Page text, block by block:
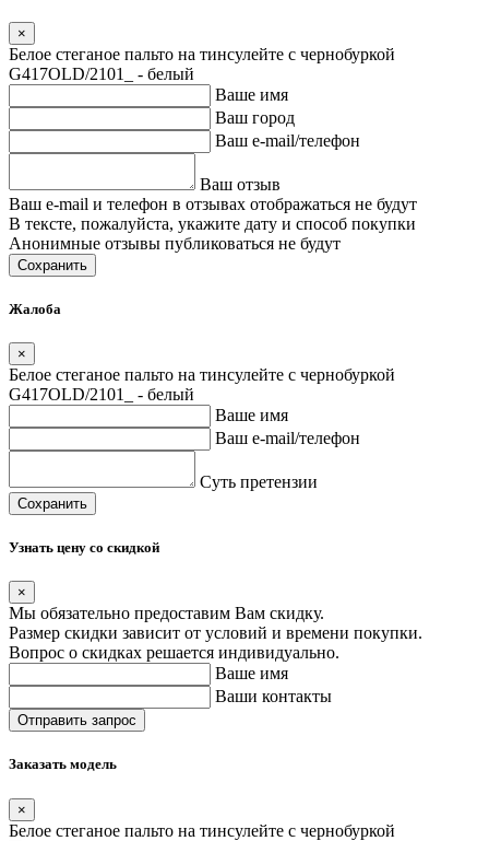
×
Белое стеганое пальто на тинсулейте с чернобуркой
G417OLD/2101_ - белый
Ваше имя
Ваш город
Ваш e-mail/телефон
Ваш отзыв
Ваш e-mail и телефон в отзывах отображаться не будут
В тексте, пожалуйста, укажите дату и способ покупки
Анонимные отзывы публиковаться не будут
Сохранить
Жалоба
×
Белое стеганое пальто на тинсулейте с чернобуркой
G417OLD/2101_ - белый
Ваше имя
Ваш e-mail/телефон
Суть претензии
Сохранить
Узнать цену со скидкой
×
Мы обязательно предоставим Вам скидку.
Размер скидки зависит от условий и времени покупки.
Вопрос о скидках решается индивидуально.
Ваше имя
Ваши контакты
Заказать модель
×
Белое стеганое пальто на тинсулейте с чернобуркой